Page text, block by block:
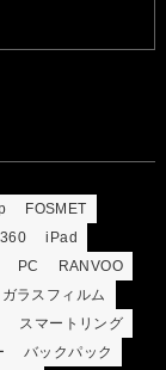
FOSMET
iPad
PC
RANVOO
ガラスフィルム
スマートリング
バックパック